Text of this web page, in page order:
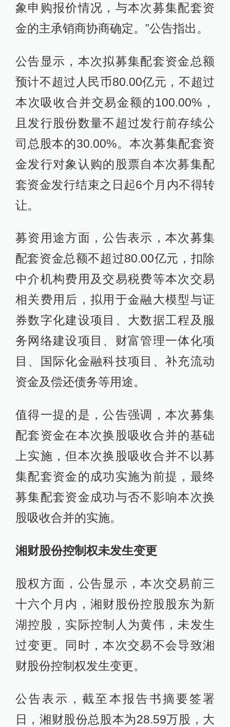
象申购报价情况，与本次募集配套资
金的主承销商协商确定。”公告指出。
公告显示，本次拟募集配套资金总额
预计不超过人民币80.00亿元，不超过
本次吸收合并交易金额的100.00%，
且发行股份数量不超过发行前存续公
司总股本的30.00%。本次募集配套资
金发行对象认购的股票自本次募集配
套资金发行结束之日起6个月内不得转
让。
募资用途方面，公告表示，本次募集
配套资金总额不超过80.00亿元，扣除
中介机构费用及交易税费等本次交易
相关费用后，拟用于金融大模型与证
券数字化建设项目、大数据工程及服
务网络建设项目、财富管理一体化项
目、国际化金融科技项目、补充流动
资金及偿还债务等用途。
值得一提的是，公告强调，本次募集
配套资金在本次换股吸收合并的基础
上实施，但本次换股吸收合并不以募
集配套资金的成功实施为前提，最终
募集配套资金成功与否不影响本次换
股吸收合并的实施。
湘财股份控制权未发生变更
股权方面，公告显示，本次交易前三
十六个月内，湘财股份控股股东为新
湖控股，实际控制人为黄伟，未发生
过变更。同时，本次交易不会导致湘
财股份控制权发生变更。
公告表示，截至本报告书摘要签署
日，湘财股份总股本为28.59万股，大